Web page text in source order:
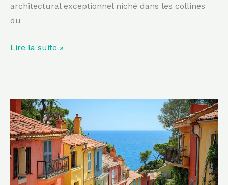
architectural exceptionnel niché dans les collines
du
Lire la suite »
Moins
connue
que
Collioure,
plus
colorée